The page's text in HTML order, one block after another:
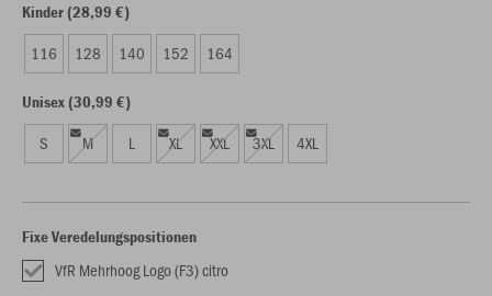
Kinder (28,99 €)
116 128 140 152 164
Unisex (30,99 €)
S M L XL XXL 3XL 4XL
Fixe Veredelungspositionen
VfR Mehrhoog Logo (F3) citro